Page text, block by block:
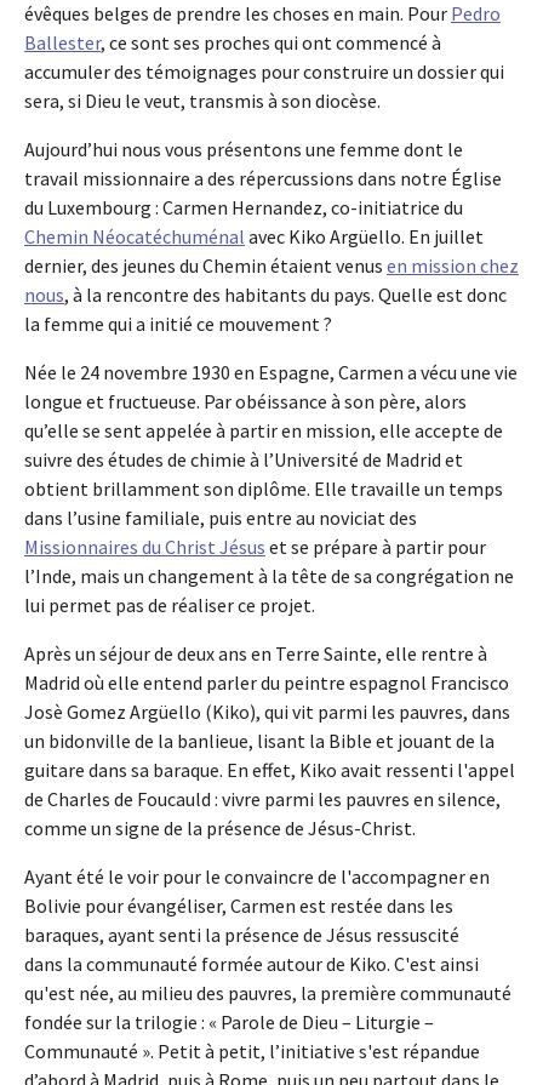
évêques belges de prendre les choses en main. Pour Pedro
Ballester, ce sont ses proches qui ont commencé à
accumuler des témoignages pour construire un dossier qui
sera, si Dieu le veut, transmis à son diocèse.
Aujourd’hui nous vous présentons une femme dont le
travail missionnaire a des répercussions dans notre Église
du Luxembourg : Carmen Hernandez, co-initiatrice du
Chemin Néocatéchuménal avec Kiko Argüello. En juillet
dernier, des jeunes du Chemin étaient venus en mission chez
nous, à la rencontre des habitants du pays. Quelle est donc
la femme qui a initié ce mouvement ?
Née le 24 novembre 1930 en Espagne, Carmen a vécu une vie
longue et fructueuse. Par obéissance à son père, alors
qu’elle se sent appelée à partir en mission, elle accepte de
suivre des études de chimie à l’Université de Madrid et
obtient brillamment son diplôme. Elle travaille un temps
dans l’usine familiale, puis entre au noviciat des
Missionnaires du Christ Jésus et se prépare à partir pour
l’Inde, mais un changement à la tête de sa congrégation ne
lui permet pas de réaliser ce projet.
Après un séjour de deux ans en Terre Sainte, elle rentre à
Madrid où elle entend parler du peintre espagnol Francisco
Josè Gomez Argüello (Kiko), qui vit parmi les pauvres, dans
un bidonville de la banlieue, lisant la Bible et jouant de la
guitare dans sa baraque. En effet, Kiko avait ressenti l'appel
de Charles de Foucauld : vivre parmi les pauvres en silence,
comme un signe de la présence de Jésus-Christ.
Ayant été le voir pour le convaincre de l'accompagner en
Bolivie pour évangéliser, Carmen est restée dans les
baraques, ayant senti la présence de Jésus ressuscité
dans la communauté formée autour de Kiko. C'est ainsi
qu'est née, au milieu des pauvres, la première communauté
fondée sur la trilogie : « Parole de Dieu – Liturgie –
Communauté ». Petit à petit, l’initiative s'est répandue